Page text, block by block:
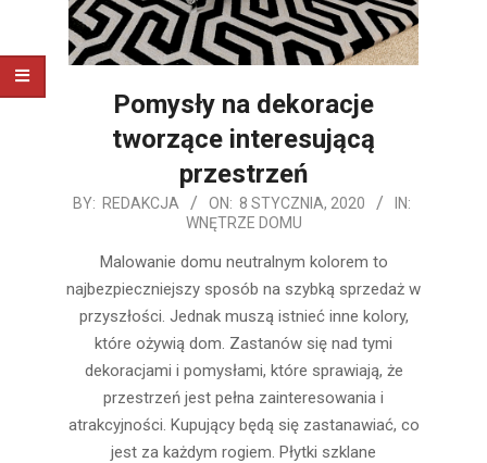
Pomysły na dekoracje
tworzące interesującą
przestrzeń
2020-
BY: REDAKCJA ON: 8 STYCZNIA, 2020
IN:
WNĘTRZE DOMU
Malowanie domu neutralnym kolorem to
najbezpieczniejszy sposób na szybką sprzedaż w
przyszłości. Jednak muszą istnieć inne kolory,
które ożywią dom. Zastanów się nad tymi
dekoracjami i pomysłami, które sprawiają, że
przestrzeń jest pełna zainteresowania i
atrakcyjności. Kupujący będą się zastanawiać, co
jest za każdym rogiem. Płytki szklane